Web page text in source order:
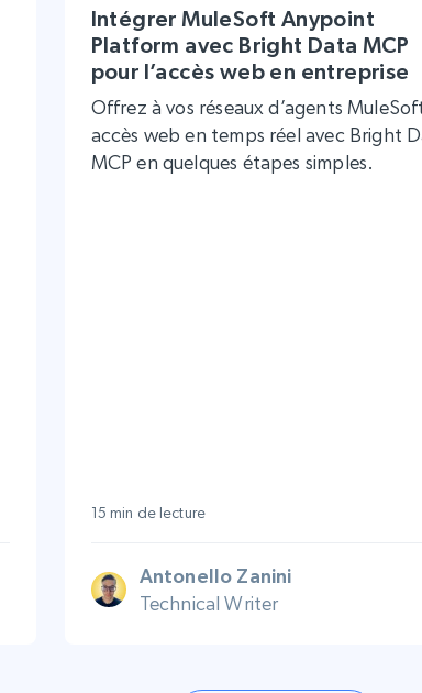
Intégrer MuleSoft Anypoint
Platform avec Bright Data MCP
pour l’accès web en entreprise
Offrez à vos réseaux d’agents
accès web en temps réel avec Bright
MCP en quelques étapes simples.
15 min de lecture
Antonello Zanini
Technical Writer